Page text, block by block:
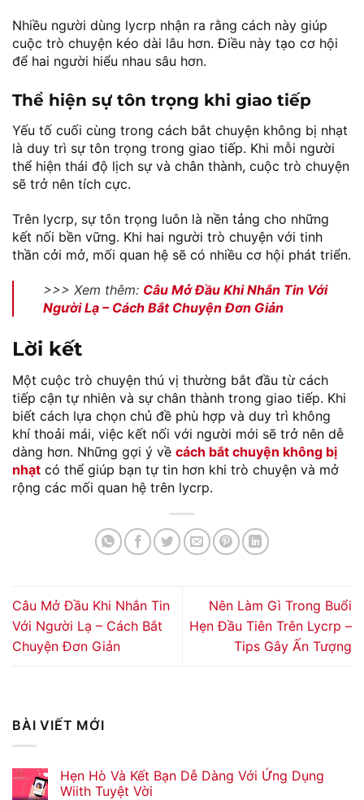
Nhiều người dùng lycrp nhận ra rằng cách này giúp
cuộc trò chuyện kéo dài lâu hơn. Điều này tạo cơ hội
để hai người hiểu nhau sâu hơn.
Thể hiện sự tôn trọng khi giao tiếp
Yếu tố cuối cùng trong cách bắt chuyện không bị nhạt
là duy trì sự tôn trọng trong giao tiếp. Khi mỗi người
thể hiện thái độ lịch sự và chân thành, cuộc trò chuyện
sẽ trở nên tích cực.
Trên lycrp, sự tôn trọng luôn là nền tảng cho những
kết nối bền vững. Khi hai người trò chuyện với tinh
thần cởi mở, mối quan hệ sẽ có nhiều cơ hội phát triển.
>>> Xem thêm: Câu Mở Đầu Khi Nhắn Tin Với
Người Lạ – Cách Bắt Chuyện Đơn Giản
Lời kết
Một cuộc trò chuyện thú vị thường bắt đầu từ cách
tiếp cận tự nhiên và sự chân thành trong giao tiếp. Khi
biết cách lựa chọn chủ đề phù hợp và duy trì không
khí thoải mái, việc kết nối với người mới sẽ trở nên dễ
dàng hơn. Những gợi ý về cách bắt chuyện không bị
nhạt có thể giúp bạn tự tin hơn khi trò chuyện và mở
rộng các mối quan hệ trên lycrp.
Câu Mở Đầu Khi Nhắn Tin
Với Người Lạ – Cách Bắt
Chuyện Đơn Giản
Nên Làm Gì Trong Buổi
Hẹn Đầu Tiên Trên Lycrp –
Tips Gây Ấn Tượng
BÀI VIẾT MỚI
Hẹn Hò Và Kết Bạn Dễ Dàng Với Ứng Dụng
Wiith Tuyệt Vời